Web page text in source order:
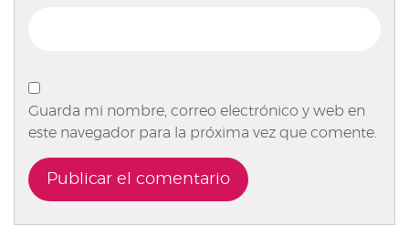
Guarda mi nombre, correo electrónico y web en
este navegador para la próxima vez que comente.